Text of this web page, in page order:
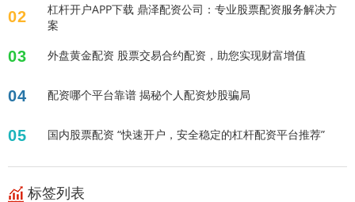
02
杠杆开户APP下载 鼎泽配资公司：专业股票配资服务解决方
案
03 外盘黄金配资 股票交易合约配资，助您实现财富增值
04 配资哪个平台靠谱 揭秘个人配资炒股骗局
05 国内股票配资 “快速开户，安全稳定的杠杆配资平台推荐”
标签列表